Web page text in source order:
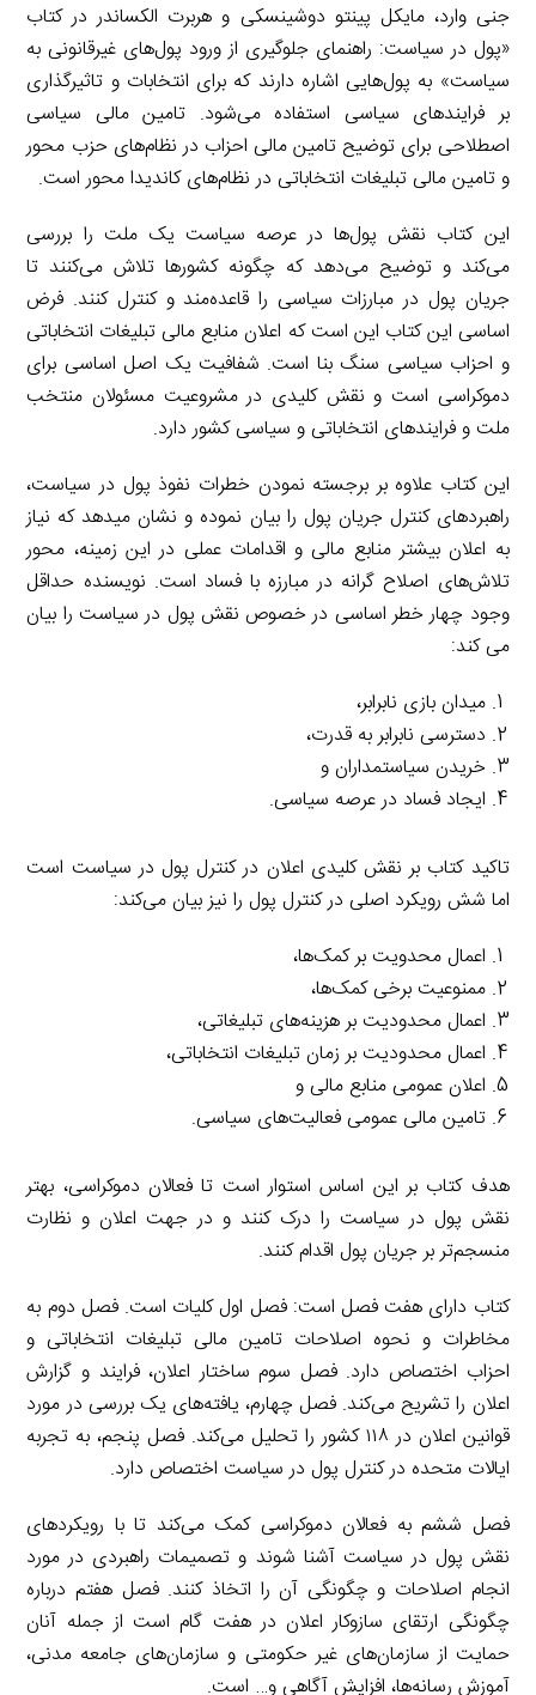
جنی وارد، مایکل پینتو دوشینسکی و هربرت الکساندر در کتاب
«پول در سیاست‏‫:‌ راهنمای جلوگیری از ورود پول‌های غیر‌قانونی به
سیاست» به پول‌هایی اشاره دارند که برای انتخابات و تاثیرگذاری
بر فرایندهای سیاسی استفاده می‌شود. تامین مالی سیاسی
اصطلاحی برای توضیح تامین مالی احزاب در نظام‌های حزب محور
و تامین مالی تبلیغات انتخاباتی در نظام‌های کاندیدا محور است.
این کتاب نقش پول‌ها در عرصه سیاست یک ملت را بررسی
می‌کند و توضیح می‌دهد که چگونه کشورها تلاش می‌کنند تا
جریان پول در مبارزات سیاسی را قاعده‌مند و کنترل کنند. فرض
اساسی این کتاب این است که اعلان منابع مالی تبلیغات انتخاباتی
و احزاب سیاسی سنگ بنا است. شفافیت یک اصل اساسی برای
دموکراسی است و نقش کلیدی در مشروعیت مسئولان منتخب
ملت و فرایندهای انتخاباتی و سیاسی کشور دارد.
این کتاب علاوه بر برجسته نمودن خطرات نفوذ پول در سیاست،
راهبردهای کنترل جریان پول را بیان نموده و نشان میدهد که نیاز
به اعلان بیشتر منابع مالی و اقدامات عملی در این زمینه، محور
تلاش‌های اصلاح گرانه در مبارزه با فساد است. نویسنده حداقل
وجود چهار خطر اساسی در خصوص نقش پول در سیاست را بیان
می کند:
میدان بازی نابرابر،
دسترسی نابرابر به قدرت،
خریدن سیاستمداران و
ایجاد فساد در عرصه سیاسی.
تاکید کتاب بر نقش کلیدی اعلان در کنترل پول در سیاست است
اما شش رویکرد اصلی در کنترل پول را نیز بیان می‌کند:
اعمال محدویت بر کمک‌ها،
ممنوعیت برخی کمک‌ها،
اعمال محدودیت بر هزینه‌های تبلیغاتی،
اعمال محدودیت بر زمان تبلیغات انتخاباتی،
اعلان عمومی منابع مالی و
تامین مالی عمومی فعالیت‌های سیاسی.
هدف کتاب بر این اساس استوار است تا فعالان دموکراسی، بهتر
نقش پول در سیاست را درک کنند و در جهت اعلان و نظارت
منسجم‌تر بر جریان پول اقدام کنند.
کتاب دارای هفت فصل است: فصل اول کلیات است. فصل دوم به
مخاطرات و نحوه اصلاحات تامین مالی تبلیغات انتخاباتی و
احزاب اختصاص دارد. فصل سوم ساختار اعلان، فرایند و گزارش
اعلان را تشریح می‌کند. فصل چهارم، یافته‌های یک بررسی در مورد
قوانین اعلان در ۱۱۸ کشور را تحلیل می‌کند. فصل پنجم، به تجربه
ایالات متحده در کنترل پول در سیاست اختصاص دارد.
فصل ششم به فعالان دموکراسی کمک می‌کند تا با رویکردهای
نقش پول در سیاست آشنا شوند و تصمیمات راهبردی در مورد
انجام اصلاحات و چگونگی آن را اتخاذ کنند. فصل هفتم درباره
چگونگی ارتقای سازوکار اعلان در هفت گام است از جمله آنان
حمایت از سازمان‌های غیر حکومتی و سازمان‌های جامعه مدنی،
آموزش رسانه‌ها، افزایش آگاهی و… است.